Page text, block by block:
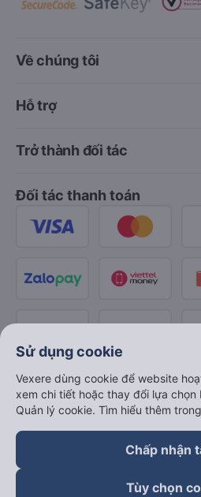
Về chúng tôi
Hỗ trợ
Trở thành đối tác
Đối tác thanh toán
Sử dụng cookie
Vexere dùng cookie để website
xem chi tiết hoặc thay đổi lựa
Quản lý cookie. Tìm hiểu thêm trong
Chấp nhận
Tùy chọn